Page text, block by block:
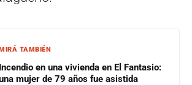
TAMBIÉN
Incendio en una vivienda en El Fantasio:
mujer de 79 años fue asistida